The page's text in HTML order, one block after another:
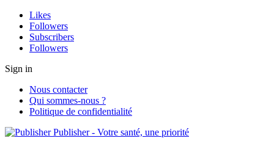
Likes
Followers
Subscribers
Followers
Sign in
Nous contacter
Qui sommes-nous ?
Politique de confidentialité
Publisher - Votre santé, une priorité